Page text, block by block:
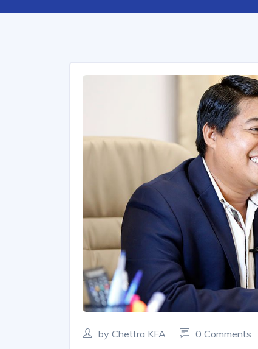
by Chettra KFA 0 Comments